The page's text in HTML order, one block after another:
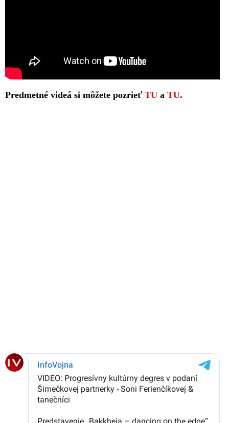
Predmetné videá si môžete pozrieť TU a TU.